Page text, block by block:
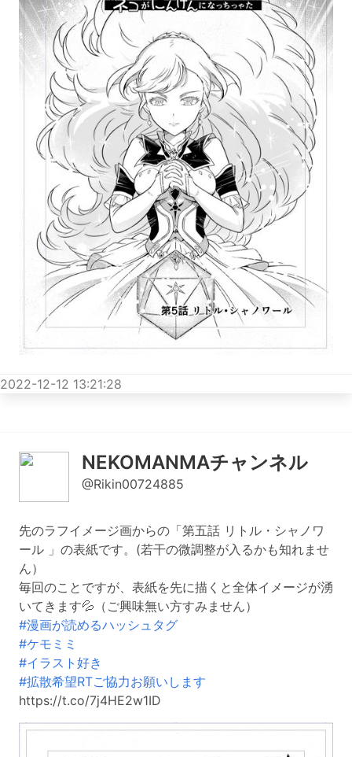
2022-12-12 13:21:28
NEKOMANMAチャンネル
@Rikin00724885
先のラフイメージ画からの「第五話 リトル・シャノワ
ール 」の表紙です。(若干の微調整が入るかも知れませ
ん）
毎回のことですが、表紙を先に描くと全体イメージが湧
いてきます💦（ご興味無い方すみません）
#漫画が読めるハッシュタグ
#ケモミミ
#イラスト好き
#拡散希望RTご協力お願いします
https://t.co/7j4HE2w1ID